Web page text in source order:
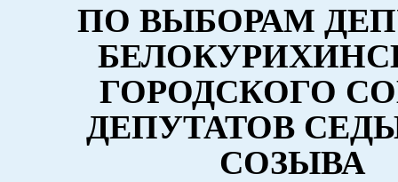
ПО ВЫБОРАМ
ГОРОДСКОГО
ДЕПУТАТОВ
СОЗЫВА